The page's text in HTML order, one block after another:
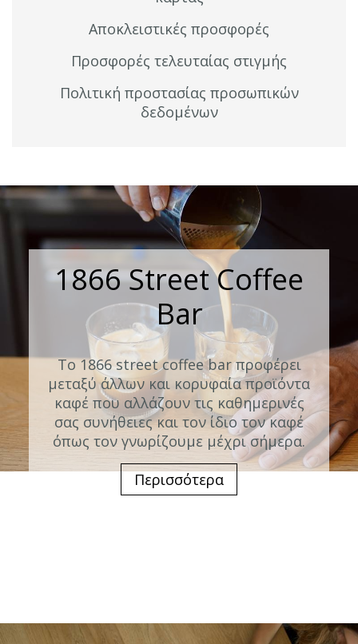
Αποκλειστικές προσφορές
Προσφορές τελευταίας στιγμής
Πολιτική προστασίας προσωπικών
δεδομένων
1866 Street Coffee
Bar
Το 1866 street coffee bar προφέρει
μεταξύ άλλων και κορυφαία προϊόντα
καφέ που αλλάζουν τις καθημερινές
σας συνήθειες και τον ίδιο τον καφέ
όπως τον γνωρίζουμε μέχρι σήμερα.
Περισσότερα